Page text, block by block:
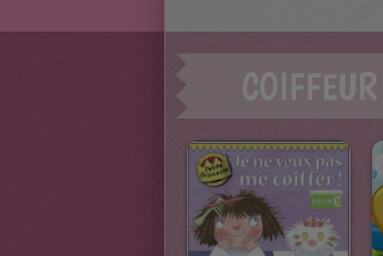
COIFFEUR